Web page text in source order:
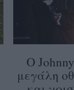
Ο
μεγάλη